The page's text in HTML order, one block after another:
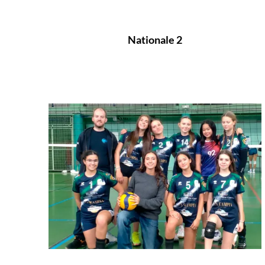
Nationale 2